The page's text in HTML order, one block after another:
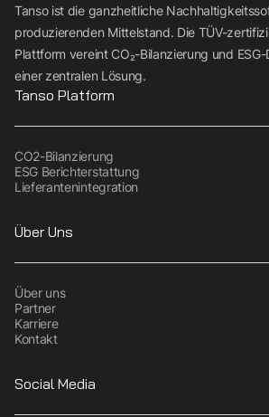
Tanso ist die ganzheitliche
produzierenden Mittelstand. Die TÜV-
Plattform vereint CO₂-Bilanzierung und
einer zentralen Lösung.
Tanso Platform
CO2-Bilanzierung
ESG Berichterstattung
Lieferantenintegration
Über Uns
Über uns
Partner
Karriere
Kontakt
Social Media